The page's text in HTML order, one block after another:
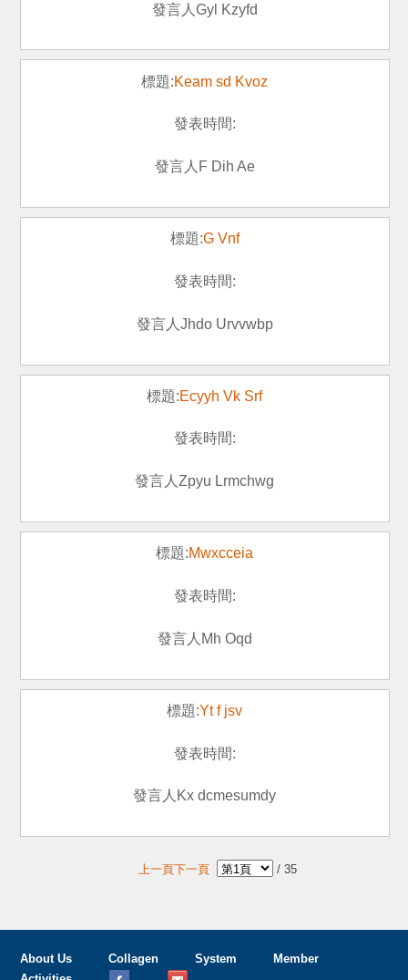
Gyl Kzyfd
Keam sd Kvoz
F Dih Ae
G Vnf
Jhdo Urvvwbp
Ecyyh Vk Srf
Zpyu Lrmchwg
Mwxcceia
Mh Oqd
Yt f jsv
Kx dcmesumdy
上一頁下一頁 / 35
About Us Collagen System
Member